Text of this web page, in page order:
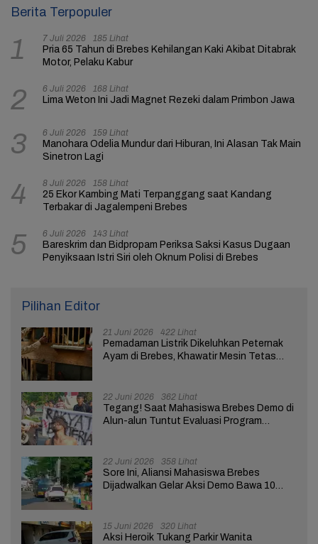
Berita Terpopuler
1 7 Juli 2026 185 Lihat
Pria 65 Tahun di Brebes Kehilangan Kaki Akibat Ditabrak
Motor, Pelaku Kabur
2 6 Juli 2026 168 Lihat
Lima Weton Ini Jadi Magnet Rezeki dalam Primbon Jawa
3 6 Juli 2026 159 Lihat
Manohara Odelia Mundur dari Hiburan, Ini Alasan Tak Main
Sinetron Lagi
4 8 Juli 2026 158 Lihat
25 Ekor Kambing Mati Terpanggang saat Kandang
Terbakar di Jagalempeni Brebes
5 6 Juli 2026 143 Lihat
Bareskrim dan Bidpropam Periksa Saksi Kasus Dugaan
Penyiksaan Istri Siri oleh Oknum Polisi di Brebes
Pilihan Editor
21 Juni 2026 422 Lihat
Pemadaman Listrik Dikeluhkan Peternak
Ayam di Brebes, Khawatir Mesin Tetas
22 Juni 2026 362 Lihat
Tegang! Saat Mahasiswa Brebes Demo di
Alun-alun Tuntut Evaluasi Program
22 Juni 2026 358 Lihat
Sore Ini, Aliansi Mahasiswa Brebes
Dijadwalkan Gelar Aksi Demo Bawa 10
15 Juni 2026 320 Lihat
Aksi Heroik Tukang Parkir Wanita